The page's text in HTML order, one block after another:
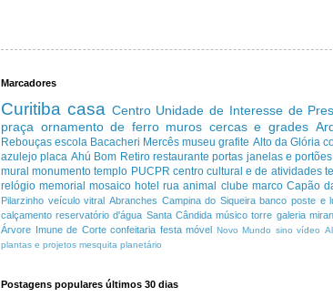
Marcadores
Curitiba casa Centro Unidade de Interesse de
praça ornamento de ferro muros cercas e grades
Rebouças escola Bacacheri Mercês museu grafite Alto da Glória
azulejo placa Ahú Bom Retiro restaurante portas janelas e portões
mural monumento templo PUCPR centro cultural e de atividades
relógio memorial mosaico hotel rua animal clube marco Capão
Pilarzinho veículo vitral Abranches Campina do Siqueira banco poste e
calçamento reservatório d'água Santa Cândida músico torre galeria
Árvore Imune de Corte confeitaria festa móvel Novo Mundo sino vídeo
plantas e projetos mesquita planetário
Postagens populares últimos 30 dias